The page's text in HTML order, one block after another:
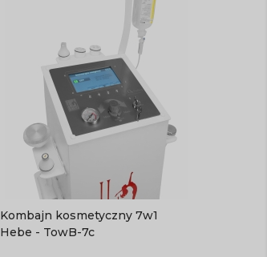
Kombajn kosmetyczny 7w1
Hebe - TowB-7c